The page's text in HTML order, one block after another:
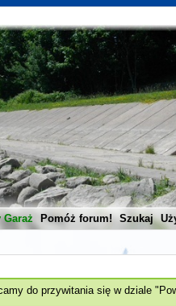
Garaż Pomóż forum! Szukaj
do przywitania się w dziale